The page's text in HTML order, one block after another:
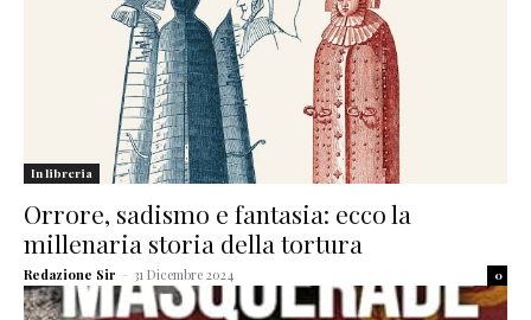
In libreria
Orrore, sadismo e fantasia: ecco la
millenaria storia della tortura
Redazione Sir - 31 Dicembre 2024 0